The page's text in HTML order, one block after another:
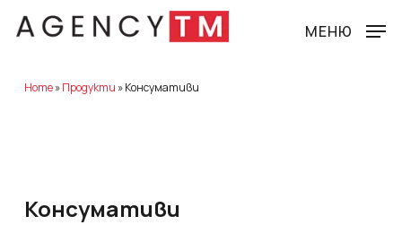
main
МЕНЮ
Home»Продукти »Консумативи
Консумативи